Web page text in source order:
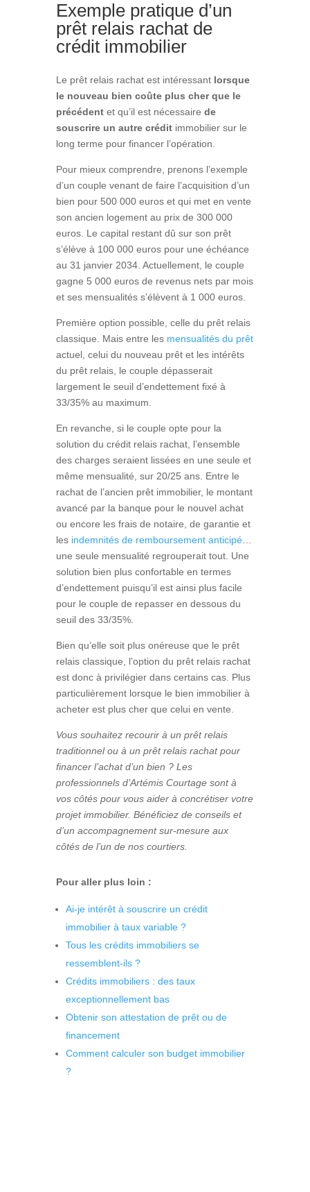
Exemple pratique d’un
prêt relais rachat de
crédit immobilier
Le prêt relais rachat est intéressant lorsque
le nouveau bien coûte plus cher que le
précédent et qu’il est nécessaire de
souscrire un autre créditimmobilier sur le
long terme pour financer l’opération.
Pour mieux comprendre, prenons l’exemple
d’un couple venant de faire l’acquisition d’un
bien pour 500 000 euros et qui met en vente
son ancien logement au prix de 300 000
euros. Le capital restant dû sur son prêt
s’élève à 100 000 euros pour une échéance
au 31 janvier 2034. Actuellement, le couple
gagne 5 000 euros de revenus nets par mois
et ses mensualités s’élèvent à 1 000 euros.
Première option possible, celle du prêt relais
classique. Mais entre les mensualités du prêt
actuel, celui du nouveau prêt et les intérêts
du prêt relais, le couple dépasserait
largement le seuil d’endettement fixé à
33/35% au maximum.
En revanche, si le couple opte pour la
solution du crédit relais rachat, l’ensemble
des charges seraient lissées en une seule et
même mensualité, sur 20/25 ans. Entre le
rachat de l’ancien prêt immobilier, le montant
avancé par la banque pour le nouvel achat
ou encore les frais de notaire, de garantie et
lesindemnités de remboursement anticipé…
une seule mensualité regrouperait tout. Une
solution bien plus confortable en termes
d’endettement puisqu’il est ainsi plus facile
pour le couple de repasser en dessous du
seuil des 33/35%.
Bien qu’elle soit plus onéreuse que le prêt
relais classique, l’option du prêt relais rachat
est donc à privilégier dans certains cas. Plus
particulièrement lorsque le bien immobilier à
acheter est plus cher que celui en vente.
Vous souhaitez recourir à un prêt relais
traditionnel ou à un prêt relais rachat pour
financer l’achat d’un bien ? Les
professionnels d’Artémis Courtage sont à
vos côtés pour vous aider à concrétiser votre
projet immobilier. Bénéficiez de conseils et
d’un accompagnement sur-mesure aux
côtés de l’un de nos courtiers.
Pour aller plus loin :
Ai-je intérêt à souscrire un crédit
immobilier à taux variable ?
Tous les crédits immobiliers se
ressemblent-ils ?
Crédits immobiliers : des taux
exceptionnellement bas
Obtenir son attestation de prêt ou de
financement
Comment calculer son budget immobilier
?